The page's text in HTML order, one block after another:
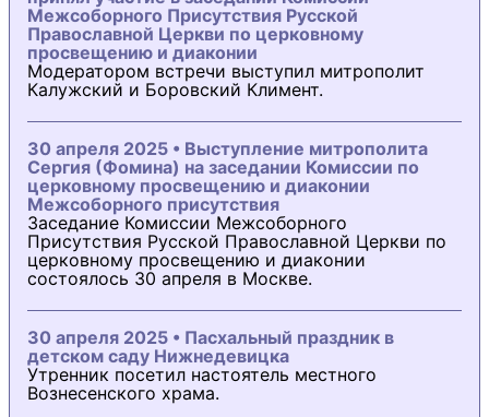
Межсоборного Присутствия Русской
Православной Церкви по церковному
просвещению и диаконии
Модератором встречи выступил митрополит
Калужский и Боровский Климент.
30 апреля 2025 • Выступление митрополита
Сергия (Фомина) на заседании Комиссии по
церковному просвещению и диаконии
Межсоборного присутствия
Заседание Комиссии Межсоборного
Присутствия Русской Православной Церкви по
церковному просвещению и диаконии
состоялось 30 апреля в Москве.
30 апреля 2025 • Пасхальный праздник в
детском саду Нижнедевицка
Утренник посетил настоятель местного
Вознесенского храма.